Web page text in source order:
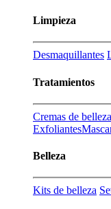
Limpieza
Desmaquillantes
Tratamientos
Cremas de belleza
Exfoliantes
Belleza
Kits de belleza